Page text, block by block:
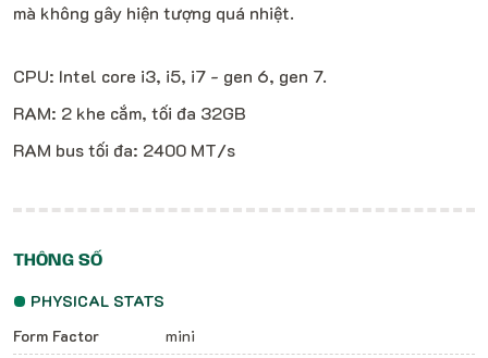
mà không gây hiện tượng quá nhiệt.
CPU: Intel core i3, i5, i7 - gen 6, gen 7.
RAM: 2 khe cắm, tối đa 32GB
RAM bus tối đa: 2400 MT/s
THÔNG SỐ
PHYSICAL STATS
Form Factor
mini